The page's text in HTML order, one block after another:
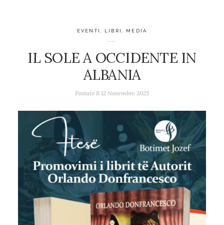
EVENTI LIBRI MEDIA
IL SOLE A OCCIDENTE IN
ALBANIA
Postato Il 12 Novembre 2025